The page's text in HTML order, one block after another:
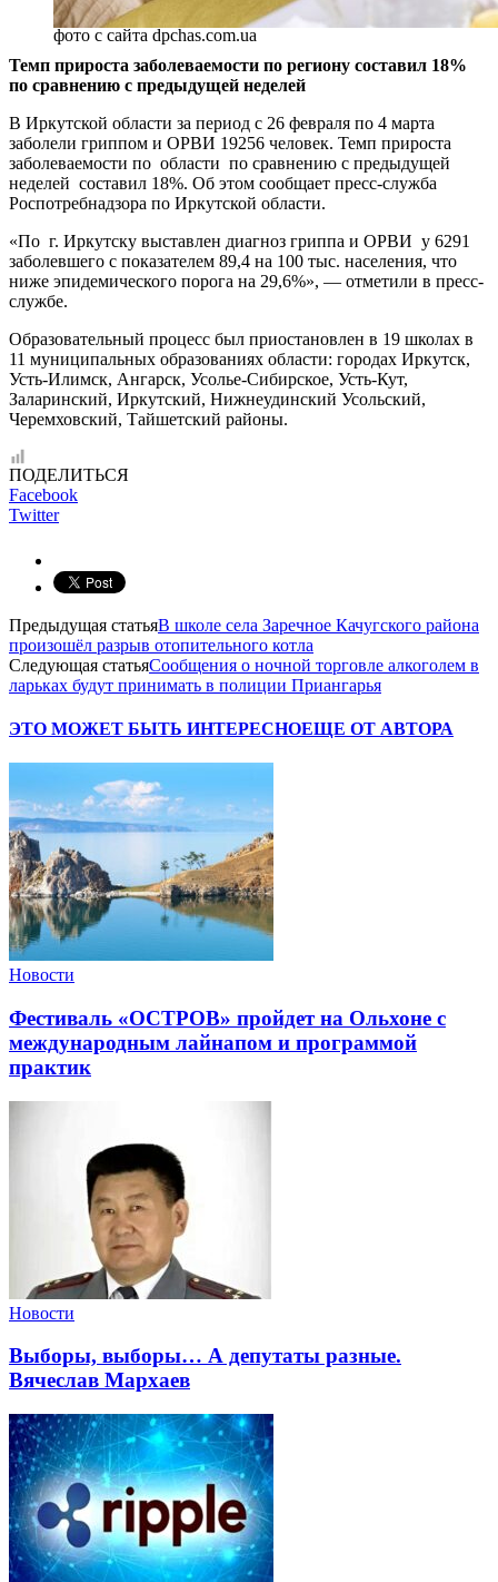
фото с сайта dpchas.com.ua
Темп прироста заболеваемости по региону составил 18%
по сравнению с предыдущей неделей
В Иркутской области за период с 26 февраля по 4 марта
заболели гриппом и ОРВИ 19256 человек. Темп прироста
заболеваемости по области по сравнению с предыдущей
неделей составил 18%. Об этом сообщает пресс-служба
Роспотребнадзора по Иркутской области.
«По г. Иркутску выставлен диагноз гриппа и ОРВИ у 6291
заболевшего с показателем 89,4 на 100 тыс. населения, что
ниже эпидемического порога на 29,6%», — отметили в пресс-
службе.
Образовательный процесс был приостановлен в 19 школах в
11 муниципальных образованиях области: городах Иркутск,
Усть-Илимск, Ангарск, Усолье-Сибирское, Усть-Кут,
Заларинский, Иркутский, Нижнеудинский Усольский,
Черемховский, Тайшетский районы.
ПОДЕЛИТЬСЯ
Facebook
Twitter
Предыдущая статьяВ школе села Заречное Качугского района
произошёл разрыв отопительного котла
Следующая статьяCообщения о ночной торговле алкоголем в
ларьках будут принимать в полиции Приангарья
ЭТО МОЖЕТ БЫТЬ ИНТЕРЕСНОЕЩЕ ОТ АВТОРА
Новости
Фестиваль «ОСТРОВ» пройдет на Ольхоне с
международным лайнапом и программой
практик
Новости
Выборы, выборы… А депутаты разные.
Вячеслав Мархаев